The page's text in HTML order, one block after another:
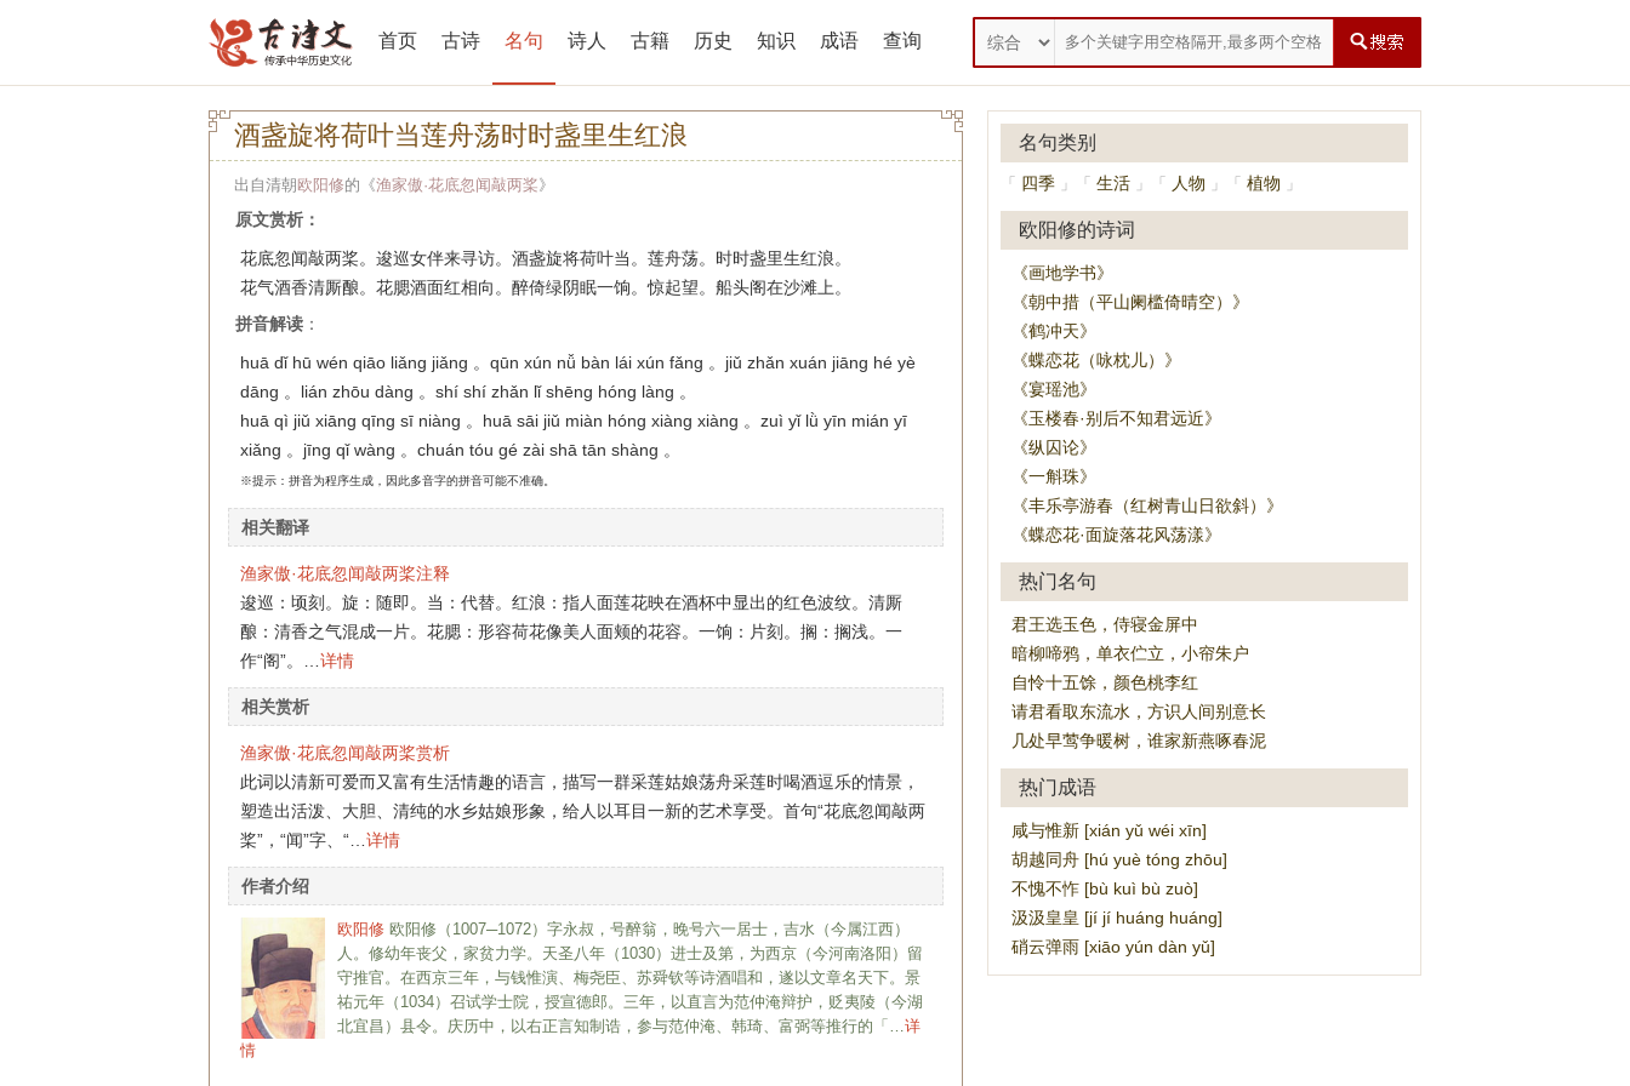
首页 古诗 名句 诗人 古籍 历史 知识 成语 查询
酒盏旋将荷叶当莲舟荡时时盏里生红浪
出自清朝欧阳修的《渔家傲·花底忽闻敲两桨》
原文赏析：
花底忽闻敲两桨。逡巡女伴来寻访。酒盏旋将荷叶当。莲舟荡。时时盏里生红浪。
花气酒香清厮酿。花腮酒面红相向。醉倚绿阴眠一饷。惊起望。船头阁在沙滩上。
拼音解读 ：
huā dǐ hū wén qiāo liǎng jiǎng 。qūn xún nǚ bàn lái xún fǎng 。jiǔ zhǎn xuán jiāng hé yè
dāng 。lián zhōu dàng 。shí shí zhǎn lǐ shēng hóng làng 。
huā qì jiǔ xiāng qīng sī niàng 。huā sāi jiǔ miàn hóng xiàng xiàng 。zuì yǐ lǜ yīn mián yī
xiǎng 。jīng qǐ wàng 。chuán tóu gé zài shā tān shàng 。
※提示：拼音为程序生成，因此多音字的拼音可能不准确。
相关翻译
渔家傲·花底忽闻敲两桨注释
逡巡：顷刻。旋：随即。当：代替。红浪：指人面莲花映在酒杯中显出的红色波纹。清厮
酿：清香之气混成一片。花腮：形容荷花像美人面颊的花容。一饷：片刻。搁：搁浅。一
作“阁”。… 详情
相关赏析
渔家傲·花底忽闻敲两桨赏析
此词以清新可爱而又富有生活情趣的语言，描写一群采莲姑娘荡舟采莲时喝酒逗乐的情景，
塑造出活泼、大胆、清纯的水乡姑娘形象，给人以耳目一新的艺术享受。首句“花底忽闻敲两
桨”，“闻”字、“… 详情
作者介绍
欧阳修 欧阳修（1007─1072）字永叔，号醉翁，晚号六一居士，吉水（今属江西）
人。修幼年丧父，家贫力学。天圣八年（1030）进士及第，为西京（今河南洛阳）留
守推官。在西京三年，与钱惟演、梅尧臣、苏舜钦等诗酒唱和，遂以文章名天下。景
祐元年（1034）召试学士院，授宣德郎。三年，以直言为范仲淹辩护，贬夷陵（今湖
北宜昌）县令。庆历中，以右正言知制诰，参与范仲淹、韩琦、富弼等推行的「…详
情
名句类别
「 四季 」 「 生活 」 「 人物 」 「 植物 」
欧阳修的诗词
《画地学书》
《朝中措（平山阑槛倚晴空）》
《鹤冲天》
《蝶恋花（咏枕儿）》
《宴瑶池》
《玉楼春·别后不知君远近》
《纵囚论》
《一斛珠》
《丰乐亭游春（红树青山日欲斜）》
《蝶恋花·面旋落花风荡漾》
热门名句
君王选玉色，侍寝金屏中
暗柳啼鸦，单衣伫立，小帘朱户
自怜十五馀，颜色桃李红
请君看取东流水，方识人间别意长
几处早莺争暖树，谁家新燕啄春泥
热门成语
咸与惟新 [xián yǔ wéi xīn]
胡越同舟 [hú yuè tóng zhōu]
不愧不怍 [bù kuì bù zuò]
汲汲皇皇 [jí jí huáng huáng]
硝云弹雨 [xiāo yún dàn yǔ]